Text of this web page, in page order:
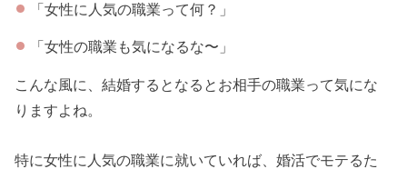
「女性に人気の職業って何？」
「女性の職業も気になるな〜」
こんな風に、結婚するとなるとお相手の職業って気にな
りますよね。
特に女性に人気の職業に就いていれば、婚活でモテるた